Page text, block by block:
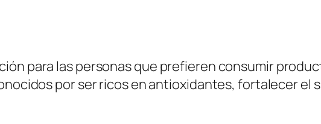
1
5
.
0
para las personas que prefieren consumir
por ser ricos en antioxidantes, fortalecer el